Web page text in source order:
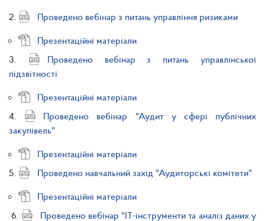
2.
Проведено вебінар з питань управління ризиками
Презентаційні матеріали
3.
Проведено вебінар з питань управлінської
підзвітності
Презентаційні матеріали
4.
Проведено вебінар "Аудит у сфері публічних
закупівель"
Презентаційні матеріали
5.
Проведено навчальний захід "Аудиторські комітети"
Презентаційні матеріали
6.
Проведено вебінар "ІТ-інструменти та аналіз даних у